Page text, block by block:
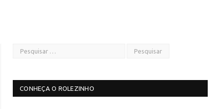
CONHEÇA O ROLEZINHO